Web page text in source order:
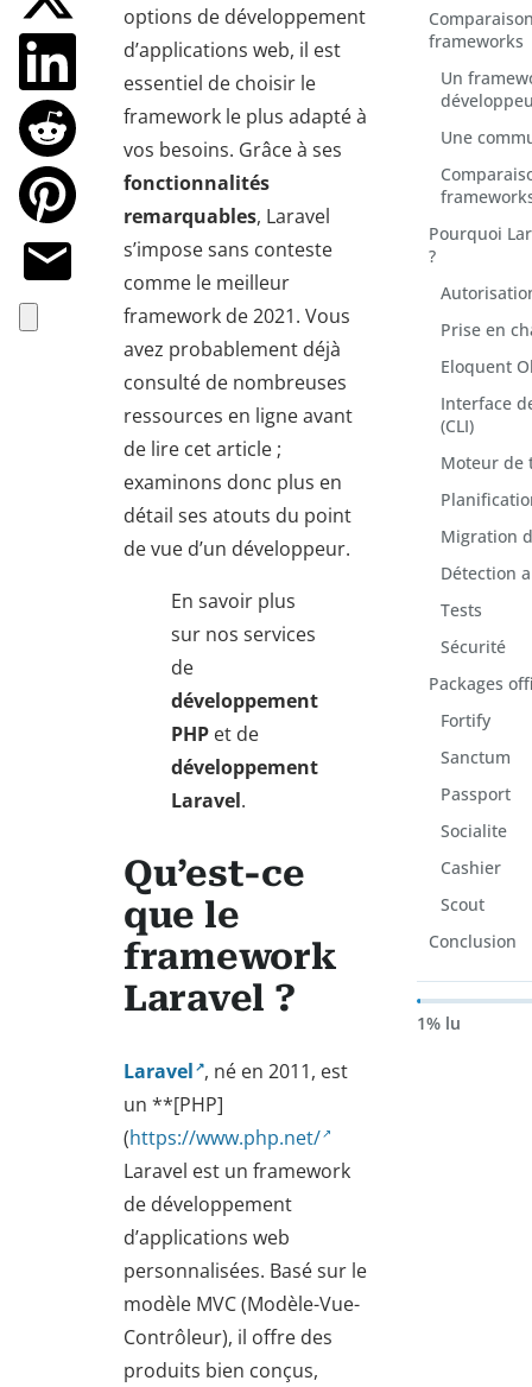
options de développement
d’applications web, il est
essentiel de choisir le
framework le plus adapté à
vos besoins. Grâce à ses
fonctionnalités
remarquables, Laravel
s’impose sans conteste
comme le meilleur
framework de 2021. Vous
avez probablement déjà
consulté de nombreuses
ressources en ligne avant
de lire cet article ;
examinons donc plus en
détail ses atouts du point
de vue d’un développeur.
En savoir plus
sur nos services
de
développement
PHP et de
développement
Laravel.
Qu’est-ce
que le
framework
Laravel ?
Laravel , né en 2011, est
un **[PHP]
(https://www.php.net/
Laravel est un framework
de développement
d’applications web
personnalisées. Basé sur le
modèle MVC (Modèle-Vue-
Contrôleur), il offre des
produits bien conçus,
frameworks
Un
Une
Pourquoi
?
Prise en
Eloquent
Interface
(CLI)
Moteur de
Migration
Détection
Tests
Sécurité
Packages
Fortify
Sanctum
Passport
Socialite
Cashier
Scout
Conclusion
1% lu